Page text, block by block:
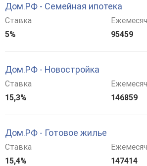
Дом.РФ - Семейная ипотека
Ставка
5%
95459
Дом.РФ - Новостройка
Ставка
15,3%
146859
Дом.РФ - Готовое жилье
Ставка
15,4%
147414